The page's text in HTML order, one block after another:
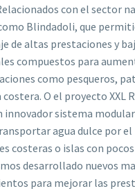
con el sector
Blindadoli, que
de altas prestaciones y
compuestos para
como pesqueros,
O el proyecto XXL
innovador sistema
agua dulce por el
costeras o islas con
desarrollado nuevos
para mejorar las